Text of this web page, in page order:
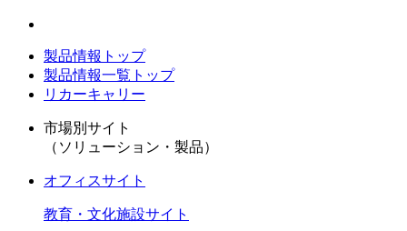
製品情報トップ
製品情報一覧トップ
リカーキャリー
市場別サイト
（ソリューション・製品）
オフィスサイト
教育・文化施設サイト